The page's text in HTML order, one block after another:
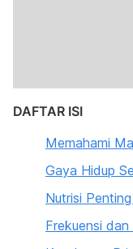
DAFTAR ISI
Memahami
Gaya Hidup
Nutrisi
Frekuensi